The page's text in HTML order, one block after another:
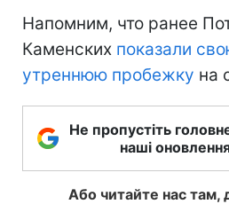
Напомним, что ранее
Каменских показали
утреннюю пробежку на
Не пропустіть
наші
Або читайте нас там,